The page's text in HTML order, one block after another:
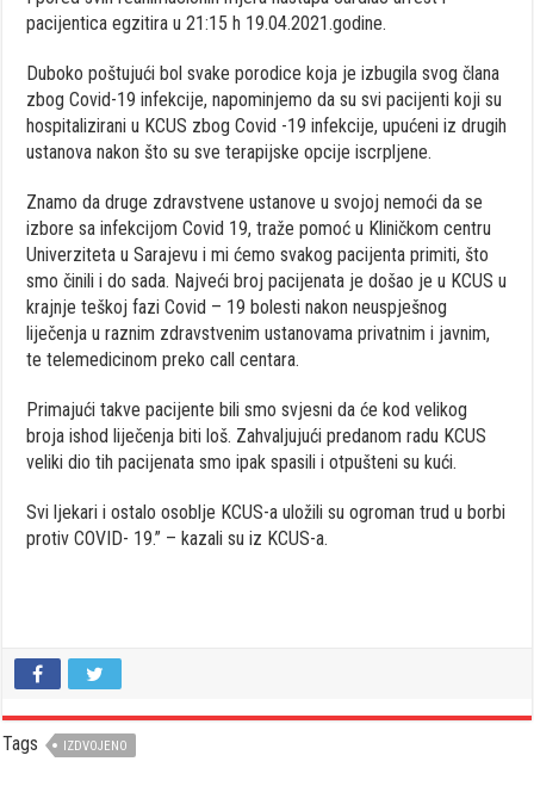
pacijentica egzitira u 21:15 h 19.04.2021.godine.
Duboko poštujući bol svake porodice koja je izbugila svog člana
zbog Covid-19 infekcije, napominjemo da su svi pacijenti koji su
hospitalizirani u KCUS zbog Covid -19 infekcije, upućeni iz drugih
ustanova nakon što su sve terapijske opcije iscrpljene.
Znamo da druge zdravstvene ustanove u svojoj nemoći da se
izbore sa infekcijom Covid 19, traže pomoć u Kliničkom centru
Univerziteta u Sarajevu i mi ćemo svakog pacijenta primiti, što
smo činili i do sada. Najveći broj pacijenata je došao je u KCUS u
krajnje teškoj fazi Covid – 19 bolesti nakon neuspješnog
liječenja u raznim zdravstvenim ustanovama privatnim i javnim,
te telemedicinom preko call centara.
Primajući takve pacijente bili smo svjesni da će kod velikog
broja ishod liječenja biti loš. Zahvaljujući predanom radu KCUS
veliki dio tih pacijenata smo ipak spasili i otpušteni su kući.
Svi ljekari i ostalo osoblje KCUS-a uložili su ogroman trud u borbi
protiv COVID- 19.” – kazali su iz KCUS-a.
Tags IZDVOJENO